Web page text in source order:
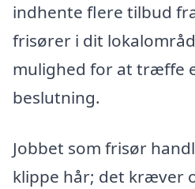
indhente flere tilbud
frisører i dit
mulighed for at træffe
beslutning.
Jobbet som frisør
klippe hår; det kræver